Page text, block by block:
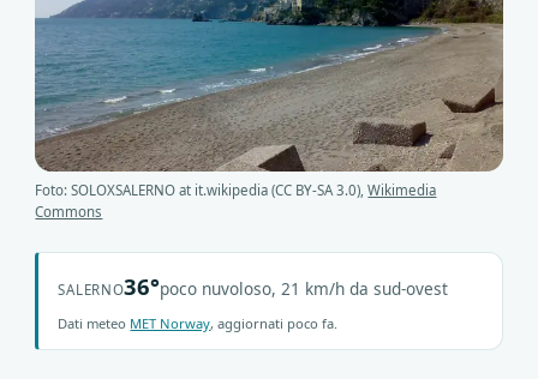
Foto: SOLOXSALERNO at it.wikipedia (CC BY-SA 3.0),Wikimedia
Commons
SALERNO36°poco nuvoloso, 21 km/h da sud-ovest
Dati meteo MET Norway, aggiornati poco fa.